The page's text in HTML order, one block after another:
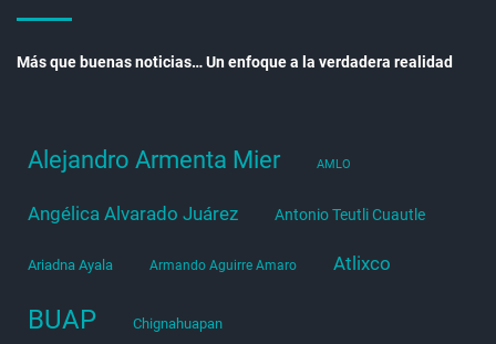
Más que buenas noticias… Un enfoque a la verdadera realidad
Alejandro Armenta Mier AMLO
Angélica Alvarado Juárez Antonio Teutli Cuautle
Ariadna Ayala Armando Aguirre Amaro Atlixco
BUAP Chignahuapan